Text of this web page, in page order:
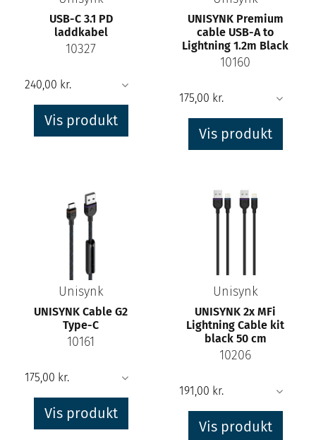
USB-C 3.1 PD
laddkabel
10327
Vis produkt
UNISYNK Premium
cable USB-A to
Lightning 1.2m Black
10160
Vis produkt
Unisynk
UNISYNK Cable G2
Type-C
10161
Vis produkt
Unisynk
UNISYNK 2x MFi
Lightning Cable kit
black 50 cm
10206
Vis produkt